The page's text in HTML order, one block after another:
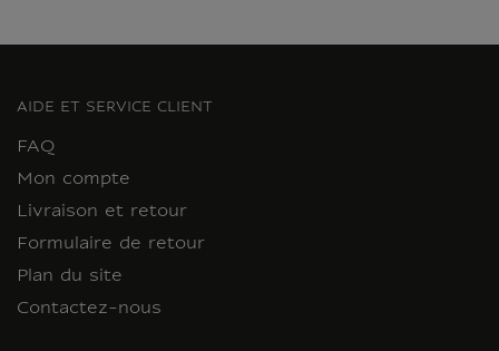
AIDE ET SERVICE CLIENT
FAQ
Mon compte
Livraison et retour
Formulaire de retour
Plan du site
Contactez-nous